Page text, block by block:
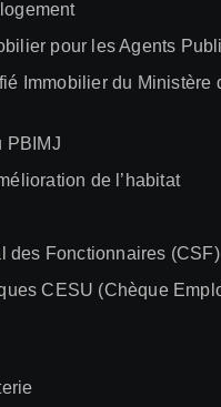
pour les Agents
Immobilier du Ministère
PBIMJ
de l’habitat
des Fonctionnaires (CSF)
CESU (Chèque